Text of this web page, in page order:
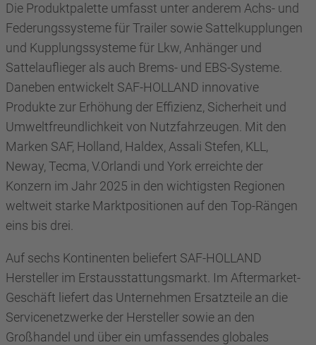
Die Produktpalette umfasst unter anderem Achs- und
Federungssysteme für Trailer sowie Sattelkupplungen
und Kupplungssysteme für Lkw, Anhänger und
Sattelauflieger als auch Brems- und EBS-Systeme.
Daneben entwickelt SAF-HOLLAND innovative
Produkte zur Erhöhung der Effizienz, Sicherheit und
Umweltfreundlichkeit von Nutzfahrzeugen. Mit den
Marken SAF, Holland, Haldex, Assali Stefen, KLL,
Neway, Tecma, V.Orlandi und York erreichte der
Konzern im Jahr 2025 in den wichtigsten Regionen
weltweit starke Marktpositionen auf den Top-Rängen
eins bis drei.
Auf sechs Kontinenten beliefert SAF-HOLLAND
Hersteller im Erstausstattungsmarkt. Im Aftermarket-
Geschäft liefert das Unternehmen Ersatzteile an die
Servicenetzwerke der Hersteller sowie an den
Großhandel und über ein umfassendes globales